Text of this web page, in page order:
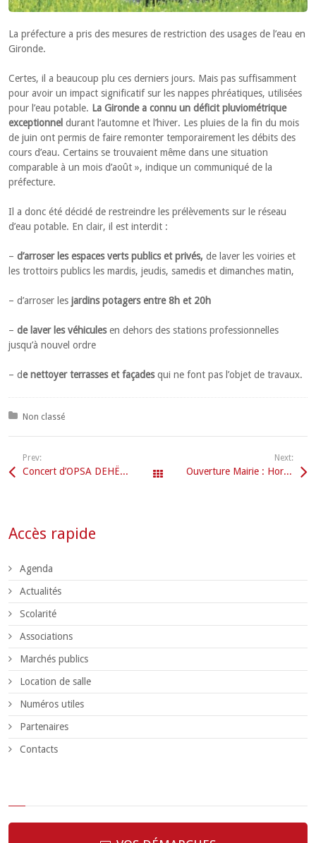
La préfecture a pris des mesures de restriction des usages de l’eau en
Gironde.
Certes, il a beaucoup plu ces derniers jours. Mais pas suffisamment
pour avoir un impact significatif sur les nappes phréatiques, utilisées
pour l’eau potable. La Gironde a connu un déficit pluviométrique
exceptionneldurant l’automne et l’hiver. Les pluies de la fin du mois
de juin ont permis de faire remonter temporairement les débits des
cours d’eau. Certains se trouvaient même dans une situation
comparable à un mois d’août », indique un communiqué de la
préfecture.
Il a donc été décidé de restreindre les prélèvements sur le réseau
d’eau potable. En clair, il est interdit :
– d’arroser les espaces verts publics et privés,de laver les voiries et
les trottoirs publics les mardis, jeudis, samedis et dimanches matin,
– d’arroser lesjardins potagers entre 8h et 20h
–de laver les véhiculesen dehors des stations professionnelles
jusqu’à nouvel ordre
– de nettoyer terrasses et façadesqui ne font pas l’objet de travaux.
Posted in:
Non classé
Prev:
Concert d’OPSA DEHËLI le 8 juillet Tous les articles
Next:
Ouverture Mairie : Horaires d’été
Accès rapide
Agenda
Actualités
Scolarité
Associations
Marchés publics
Location de salle
Numéros utiles
Partenaires
Contacts